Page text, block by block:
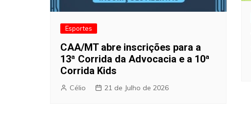
Esportes
CAA/MT abre inscrições para a
13ª Corrida da Advocacia e a 10ª
Corrida Kids
Célio 21 de Julho de 2026